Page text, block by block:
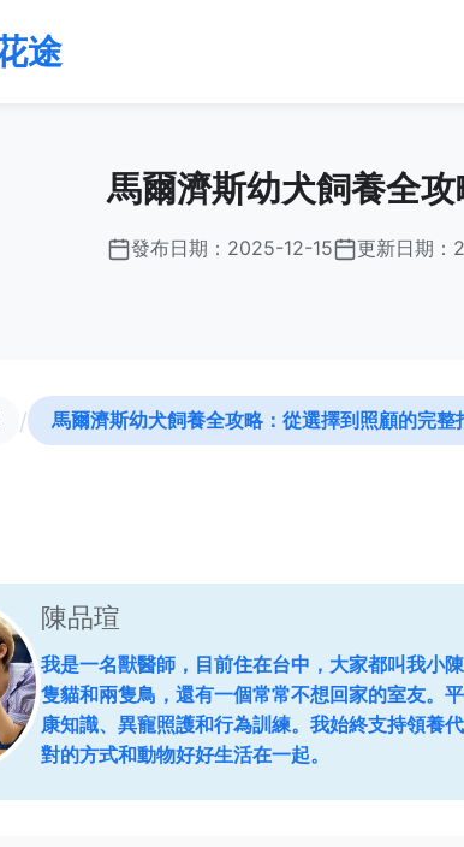
途
馬爾濟斯幼犬飼養全
發布日期： 2025-12-15 更新日期：
/ 馬爾濟斯幼犬飼養全攻略：從選擇到照顧的完整
陳品瑄
我是一名獸醫師，目前住在台中，大家都叫我小
隻貓和兩隻鳥，還有一個常常不想回家的室友。
康知識、異寵照護和行為訓練。我始終支持領養
對的方式和動物好好生活在一起。